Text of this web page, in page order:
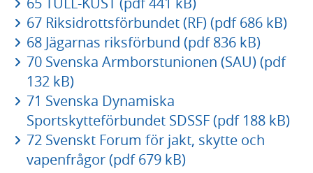
67 Riksidrottsförbundet (RF) (pdf 686 kB)
68 Jägarnas riksförbund (pdf 836 kB)
70 Svenska Armborstunionen (SAU) (pdf
132 kB)
71 Svenska Dynamiska
Sportskytteförbundet SDSSF (pdf 188 kB)
72 Svenskt Forum för jakt, skytte och
vapenfrågor (pdf 679 kB)